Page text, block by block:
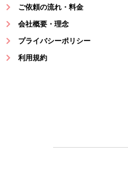
ご依頼の流れ・料金
会社概要・理念
プライバシーポリシー
利用規約